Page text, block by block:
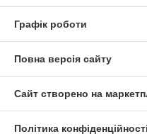
Графік роботи
Повна версія сайту
Сайт створено на
Політика конфіденційності